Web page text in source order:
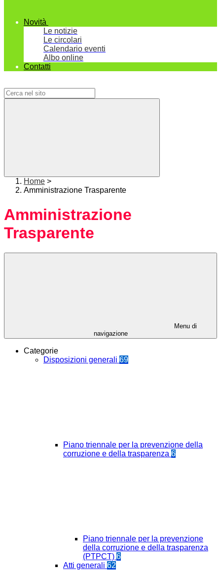
Novità
Le notizie
Le circolari
Calendario eventi
Albo online
Contatti
Home >
Amministrazione Trasparente
Amministrazione
Trasparente
Menu di
navigazione
Categorie
Disposizioni generali 69
Piano triennale per la prevenzione della
corruzione e della trasparenza 6
Piano triennale per la prevenzione
della corruzione e della trasparenza
(PTPCT) 6
Atti generali 62